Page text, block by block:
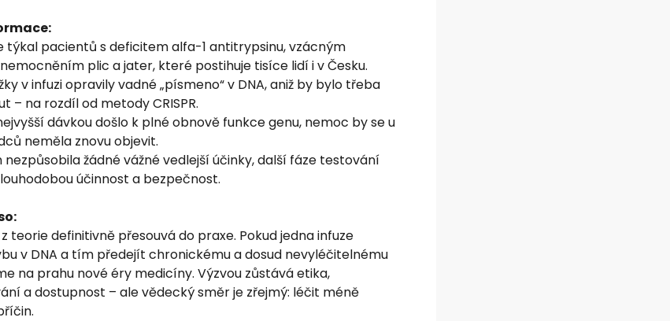
týkal pacientů s deficitem alfa-1 antitrypsinu, vzácným
plic a jater, které postihuje tisíce lidí i v Česku.
v infuzi opravily vadné „písmeno“ v DNA, aniž by bylo třeba
– na rozdíl od metody CRISPR.
dávkou došlo k plné obnově funkce genu, nemoc by se u
neměla znovu objevit.
žádné vážné vedlejší účinky, další fáze testování
účinnost a bezpečnost.
teorie definitivně přesouvá do praxe. Pokud jedna infuze
v DNA a tím předejít chronickému a dosud nevyléčitelnému
na prahu nové éry medicíny. Výzvou zůstává etika,
a dostupnost – ale vědecký směr je zřejmý: léčit méně